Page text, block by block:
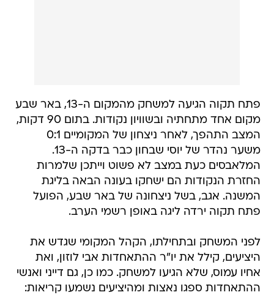
פתח תקוה הגיעה למשחק מהמקום ה-13, באר שבע
מקום אחד מתחתיה ובשוויון נקודות. בתום 90 דקות,
המצב התהפך, לאחר ניצחון של המקומיים 0:1
משער נהדר של יוסי שבחון כבר בדקה ה-13.
המלאבסים כעת במצב לא פשוט וייתכן שלמרות
החזרת הנקודות הם ישחקו בעונה הבאה בליגת
המשנה. אגב, בשל ניצחונה של באר שבע, הפועל
פתח תקוה ירדה ליגה באופן רשמי הערב.
לפני המשחק ובתחילתו, הקהל המקומי שגדש את
היציעים, קילל את יו"ר ההתאחדות אבי לוזון, ואת
אחיו עמוס, שלא הגיעו למשחק. כמו כן, גם דייני ואנשי
ההתאחדות ספגו נאצות ומהיציעים נשמעו קריאות: